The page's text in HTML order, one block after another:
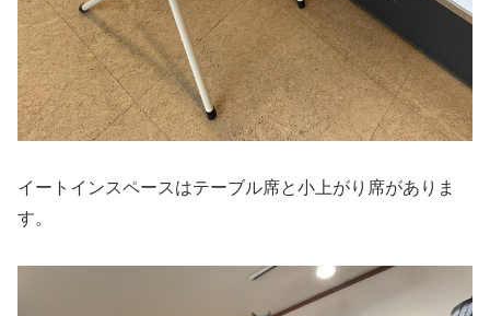
イートインスペースはテーブル席と小上がり席がありま
す。